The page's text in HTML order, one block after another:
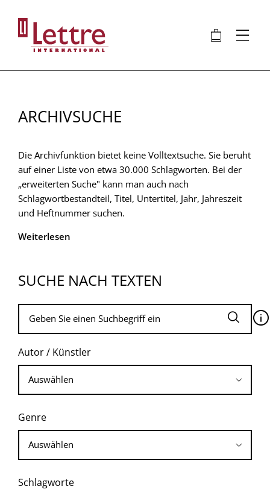
Inhalt
🛍 ⋮
ARCHIVSUCHE
Die Archivfunktion bietet keine Volltextsuche. Sie beruht
auf einer Liste von etwa 30.000 Schlagworten. Bei der
„erweiterten Suche" kann man auch nach
Schlagwortbestandteil, Titel, Untertitel, Jahr, Jahreszeit
und Heftnummer suchen.
Weiterlesen
SUCHE NACH TEXTEN
🛈
Autor / Künstler
Genre
Schlagworte